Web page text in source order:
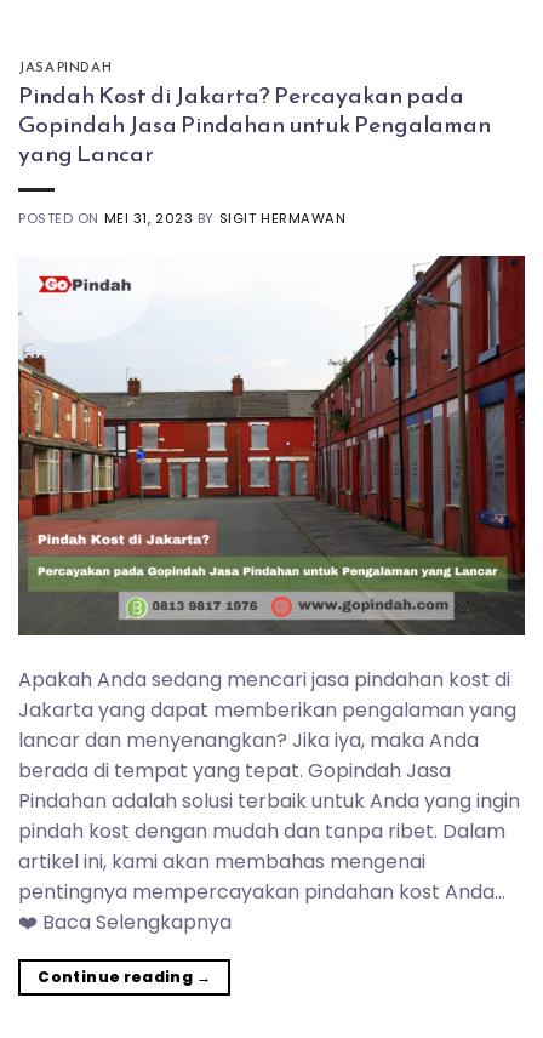
JASA PINDAH
Pindah Kost di Jakarta? Percayakan pada
Gopindah Jasa Pindahan untuk Pengalaman
yang Lancar
POSTED ON MEI 31, 2023 BY SIGIT HERMAWAN
Apakah Anda sedang mencari jasa pindahan kost di
Jakarta yang dapat memberikan pengalaman yang
lancar dan menyenangkan? Jika iya, maka Anda
berada di tempat yang tepat. Gopindah Jasa
Pindahan adalah solusi terbaik untuk Anda yang ingin
pindah kost dengan mudah dan tanpa ribet. Dalam
artikel ini, kami akan membahas mengenai
pentingnya mempercayakan pindahan kost Anda…
❤️ Baca Selengkapnya
Continue reading →